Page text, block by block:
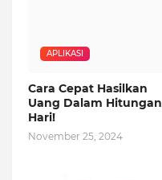
APLIKASI
Cara Cepat Hasilkan
Uang Dalam Hitungan
Hari!
November 25, 2024